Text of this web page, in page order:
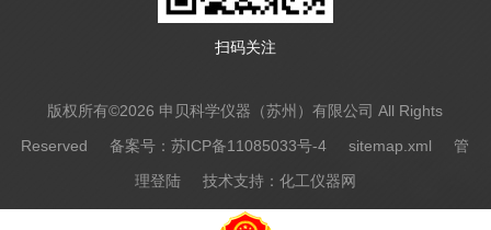
扫码关注
版权所有©2026 申贝科学仪器（苏州）有限公司 All Rights
Reserved备案号：苏ICP备11085033号-4 sitemap.xml
管
理登陆技术支持： 化工仪器网